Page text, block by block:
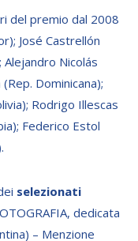
del premio dal 2008
José Castrellón
Alejandro Nicolás
Dominicana);
Rodrigo Illescas
Federico Estol
selezionati
dedicata
– Menzione